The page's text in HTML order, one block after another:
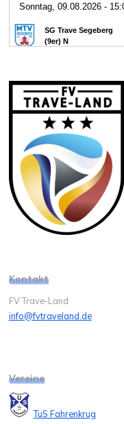
Kontakt
FV Trave-Land
info@fvtraveland.de
Vereine
TuS Fahrenkrug